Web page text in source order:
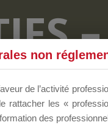
non
de l’activité
rattacher les «
des